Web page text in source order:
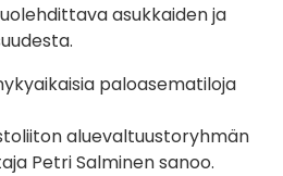
asukkaiden ja
paloasematiloja
aluevaltuustoryhmän
Petri Salminen sanoo.